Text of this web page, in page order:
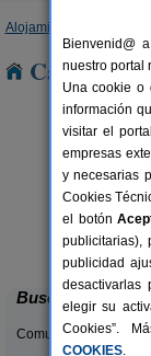
Alojamientos
Casas
Sant
Buscar
Comunidades:
Bienvenid@
nuestro portal
Una cookie o
información
visitar el
empresas
y necesarias
Cookies
el botón
publicitarias),
publicidad
desactivarlas
elegir su
Cookies”.
COOKIES.